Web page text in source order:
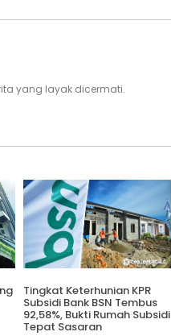
yang layak dicermati.
Tingkat Keterhunian KPR
Subsidi Bank BSN Tembus
92,58%, Bukti Rumah Subsidi
Tepat Sasaran